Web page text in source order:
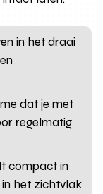
in het draai
dat je met
regelmatig
compact in
het zichtvlak